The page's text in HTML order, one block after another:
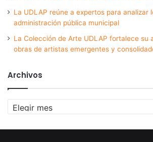
La UDLAP reúne a expertos para analizar
administración pública municipal
La Colección de Arte UDLAP fortalece su
obras de artistas emergentes y
Archivos
Archivos